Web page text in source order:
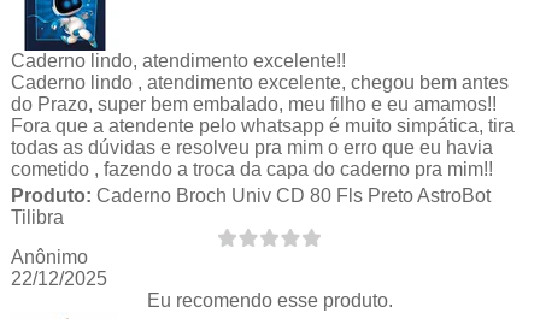
Caderno lindo, atendimento excelente!!
Caderno lindo , atendimento excelente, chegou bem antes
do Prazo, super bem embalado, meu filho e eu amamos!!
Fora que a atendente pelo whatsapp é muito simpática, tira
todas as dúvidas e resolveu pra mim o erro que eu havia
cometido , fazendo a troca da capa do caderno pra mim!!
Produto: Caderno Broch Univ CD 80 Fls Preto AstroBot
Tilibra
Anônimo
22/12/2025
Eu recomendo esse produto.